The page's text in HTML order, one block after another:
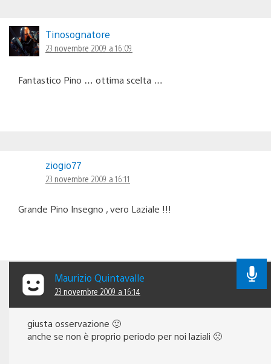
Tinosognatore
23 novembre 2009 a 16:09
Fantastico Pino … ottima scelta …
ziogio77
23 novembre 2009 a 16:11
Grande Pino Insegno , vero Laziale !!!
Maurizio Quintavalle
23 novembre 2009 a 16:14
giusta osservazione 🙂
anche se non è proprio periodo per noi laziali 🙁